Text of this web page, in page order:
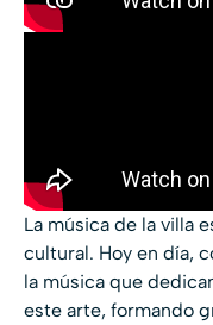
La música de la villa
cultural. Hoy en día,
la música que
este arte, formando